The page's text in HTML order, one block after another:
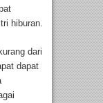
hiburan.
dari
dapat